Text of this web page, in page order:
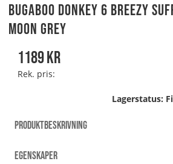
Bugaboo Donkey 6 Breezy
Moon Grey
1189kr
Rek. pris:
Lagerstatus:
PRODUKTBESKRIVNING
EGENSKAPER